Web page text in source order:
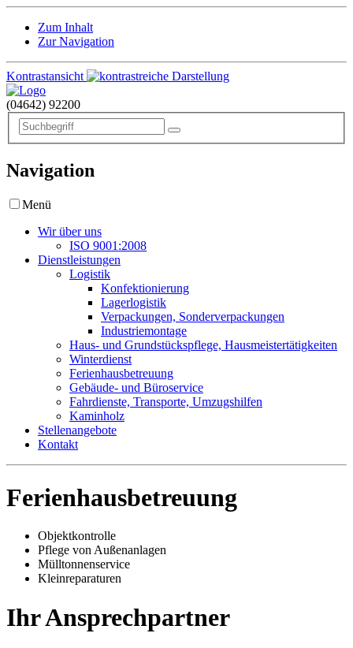
Zum Inhalt
Zur Navigation
Kontrastansicht
(04642) 92200
Navigation
Menü
Wir über uns
ISO 9001:2008
Dienstleistungen
Logistik
Konfektionierung
Lagerlogistik
Verpackungen, Sonderverpackungen
Industriemontage
Haus- und Grundstückspflege, Hausmeistertätigkeiten
Winterdienst
Ferienhausbetreuung
Gebäude- und Büroservice
Fahrdienste, Transporte, Umzugshilfen
Kaminholz
Stellenangebote
Kontakt
Ferienhausbetreuung
Objektkontrolle
Pflege von Außenanlagen
Mülltonnenservice
Kleinreparaturen
Ihr Ansprechpartner